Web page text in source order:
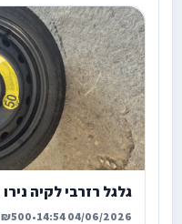
גלגל רזרבי לקיה נירו
04/06/2026 14:54
•
₪500